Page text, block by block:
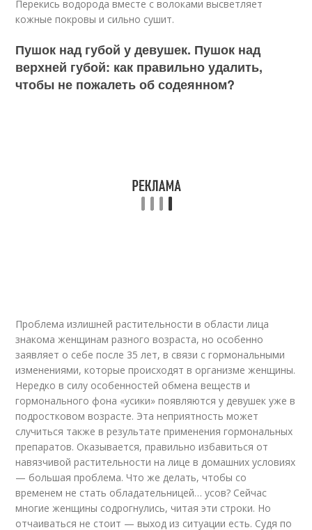
Перекись водорода вместе с волоками высветляет
кожные покровы и сильно сушит.
Пушок над губой у девушек. Пушок над
верхней губой: как правильно удалить,
чтобы не пожалеть об содеянном?
Проблема излишней растительности в области лица
знакома женщинам разного возраста, но особенно
заявляет о себе после 35 лет, в связи с гормональными
изменениями, которые происходят в организме женщины.
Нередко в силу особенностей обмена веществ и
гормонального фона «усики» появляются у девушек уже в
подростковом возрасте. Эта неприятность может
случиться также в результате применения гормональных
препаратов. Оказывается, правильно избавиться от
навязчивой растительности на лице в домашних условиях
— большая проблема. Что же делать, чтобы со
временем не стать обладательницей… усов? Сейчас
многие женщины содрогнулись, читая эти строки. Но
отчаиваться не стоит — выход из ситуации есть. Судя по